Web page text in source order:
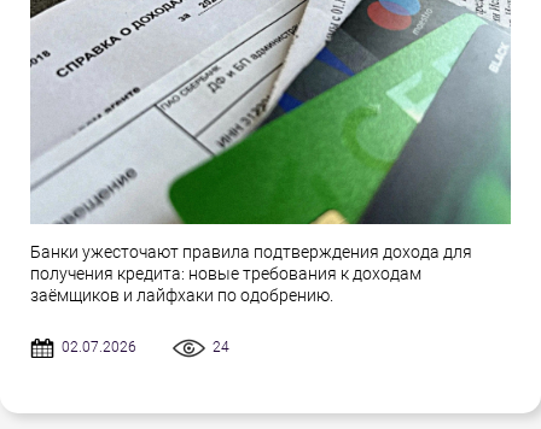
Банки ужесточают правила подтверждения дохода для
получения кредита: новые требования к доходам
заёмщиков и лайфхаки по одобрению.
02.07.2026 24